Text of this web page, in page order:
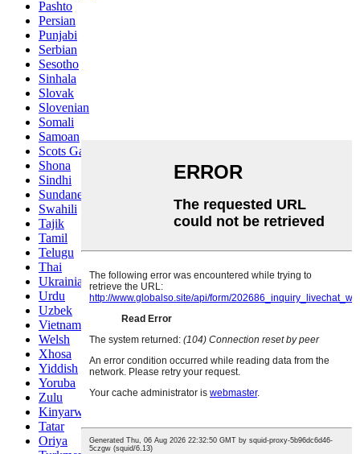
Pashto
Persian
Punjabi
Serbian
Sesotho
Sinhala
Slovak
Slovenian
Somali
Samoan
Scots Gaelic
Shona
Sindhi
Sundanese
Swahili
Tajik
Tamil
Telugu
Thai
Ukrainian
Urdu
Uzbek
Vietnamese
Welsh
Xhosa
Yiddish
Yoruba
Zulu
Kinyarwanda
Tatar
Oriya